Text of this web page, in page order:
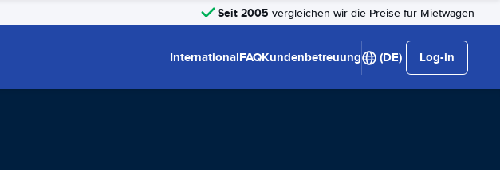
Seit 2005 vergleichen wir die Preise für Mietwagen
InternationalFAQKundenbetreuung (DE) Log-in